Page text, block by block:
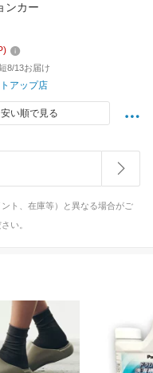
ンカー
8/13お届け
アップ店
い順で見る
ト、在庫等）と異なる場合がご
い。